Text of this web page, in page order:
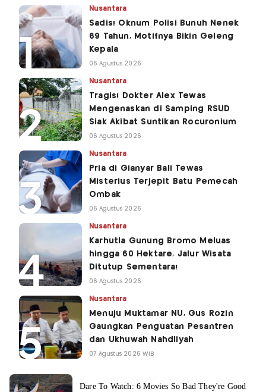
Nusantara
Sadis! Oknum Polisi Bunuh Nenek
69 Tahun, Motifnya Bikin Geleng
Kepala
06 Agustus 2026
Nusantara
Tragis! Dokter Alex Tewas
Mengenaskan di Samping RSUD
Siak Akibat Suntikan Rocuronium
06 Agustus 2026
Nusantara
Pria di Gianyar Bali Tewas
Misterius Terjepit Batu Pemecah
Ombak
06 Agustus 2026
Nusantara
Karhutla Gunung Bromo Meluas
hingga 60 Hektare, Jalur Wisata
Ditutup Sementara!
06 Agustus 2026
Nusantara
Menuju Muktamar NU, Gus Rozin
Gaungkan Penguatan Pesantren
dan Ukhuwah Nahdliyah
07 Agustus 2026 WIB